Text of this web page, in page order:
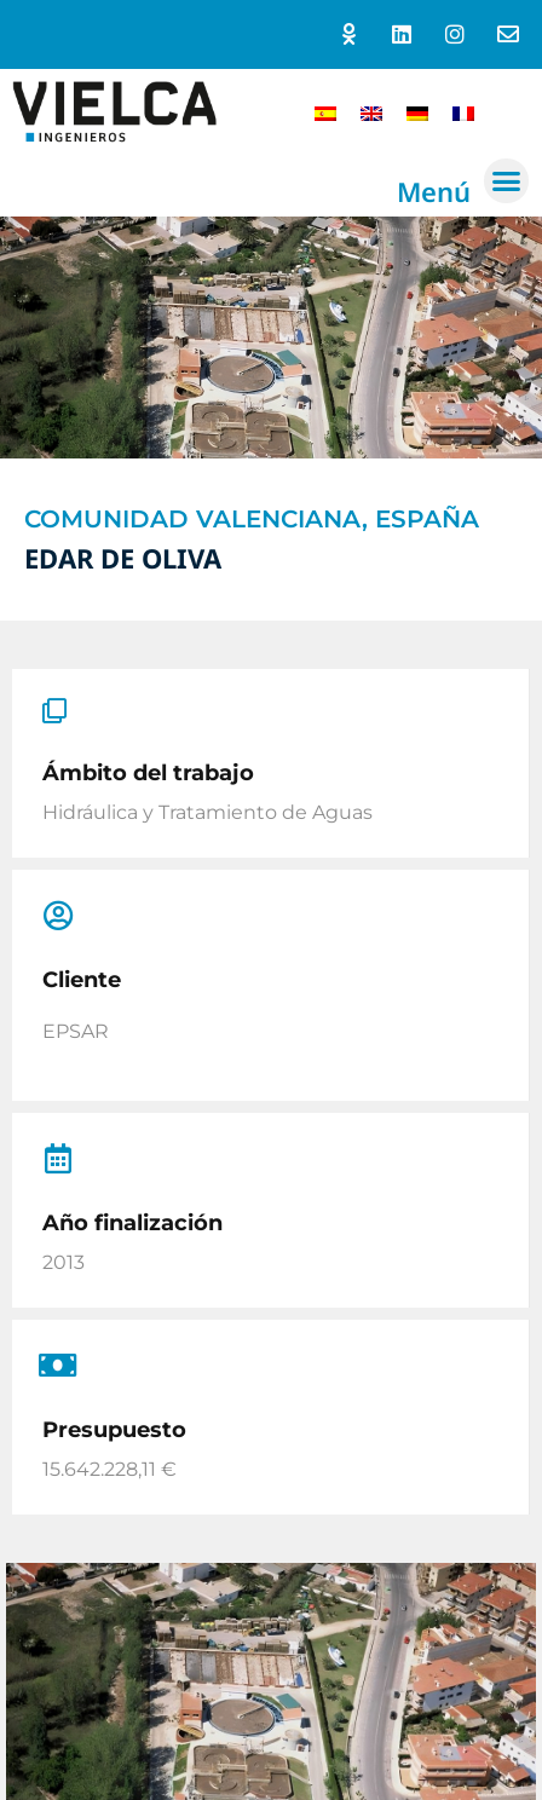
Menú
COMUNIDAD VALENCIANA, ESPAÑA
EDAR DE OLIVA
Ámbito del trabajo
Hidráulica y Tratamiento de Aguas
Cliente
EPSAR
Año finalización
2013
Presupuesto
15.642.228,11 €